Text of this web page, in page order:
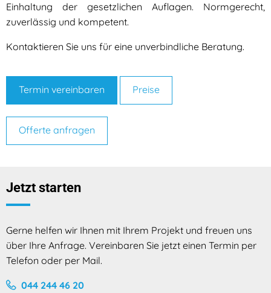
Einhaltung der gesetzlichen Auflagen. Normgerecht,
zuverlässig und kompetent.
Kontaktieren Sie uns für eine unverbindliche Beratung.
Termin vereinbaren Preise
Offerte anfragen
Jetzt starten
Gerne helfen wir Ihnen mit Ihrem Projekt und freuen uns
über Ihre Anfrage. Vereinbaren Sie jetzt einen Termin per
Telefon oder per Mail.
044 244 46 20